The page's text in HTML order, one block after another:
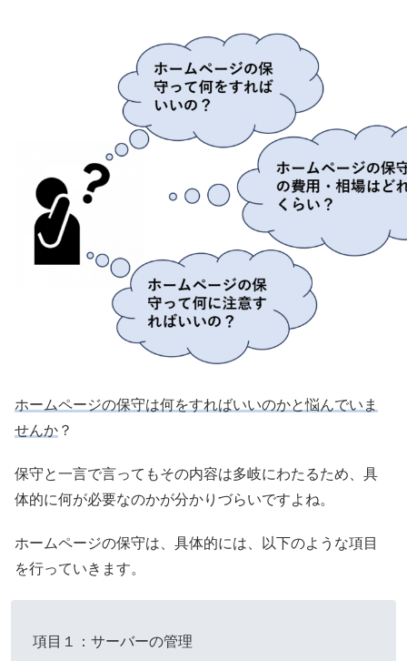
ホームページの保守は何をすればいいのかと悩んでいま
せんか ？
保守と一言で言ってもその内容は多岐にわたるため、具
体的に何が必要なのかが分かりづらいですよね。
ホームページの保守は、具体的には、以下のような項目
を行っていきます。
項目１：サーバーの管理